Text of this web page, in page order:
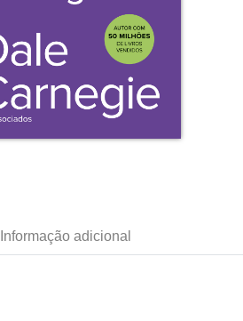
Informação adicional